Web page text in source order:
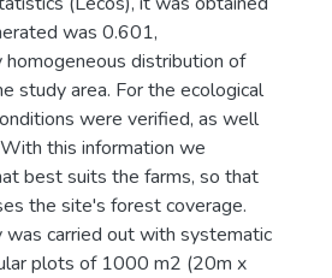
was 0.601,
distribution of
study area. For the ecological
were verified, as well
this information we
best suits the farms, so that
the site's forest coverage.
carried out with systematic
plots of 1000 m2 (20m x